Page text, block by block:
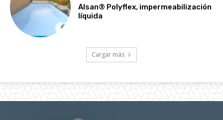
Alsan® Polyflex, impermeabilización
líquida
Cargar más